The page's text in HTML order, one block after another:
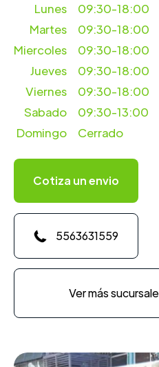
09:30-18:00
Martes
Miercoles
Lunes
09:30-18:00
09:30-18:00
Jueves
09:30-18:00
Viernes
09:30-18:00
Sabado
09:30-13:00
Domingo
Cerrado
Cotiza un envio
5563631559
Ver más